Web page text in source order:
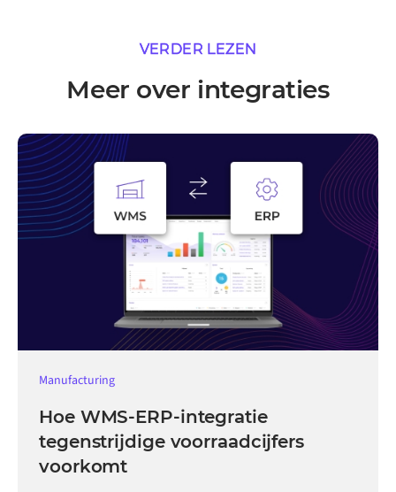
VERDER LEZEN
Meer over integraties
Manufacturing
Hoe WMS-ERP-integratie
tegenstrijdige voorraadcijfers
voorkomt